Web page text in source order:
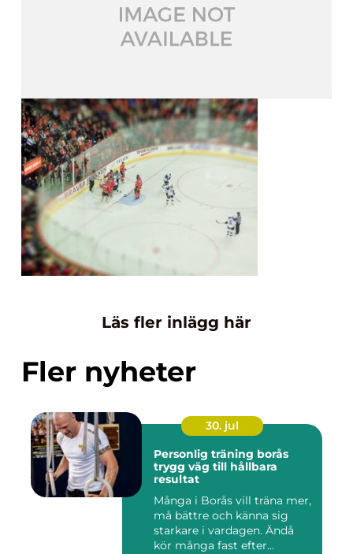
Läs fler inlägg här
Fler nyheter
30. jul
Personlig träning borås
trygg väg till hållbara
resultat
Många i Borås vill träna mer,
må bättre och känna sig
starkare i vardagen. Ändå
kör många fast efter...